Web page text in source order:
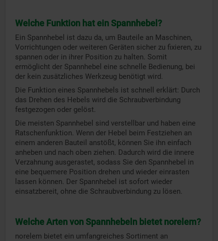
Welche Funktion hat ein Spannhebel?
Ein Spannhebel ist dazu da, um Bauteile an Maschinen,
Vorrichtungen oder weiteren Geräten sicher zu fixieren, zu
spannen oder in ihrer Position zu halten. Somit
ermöglicht der Spannhebel eine schnelle Bedienung, bei
der kein zusätzliches Werkzeug benötigt wird.
Die Funktion eines Spannhebels ist schnell erklärt: Durch
das Drehen des Hebels wird die Schraubverbindung
festgezogen oder gelöst.
Die meisten Spannhebel sind verstellbar und haben eine
Ratschenfunktion. Wenn der Hebel beim Festziehen an
einem anderen Bauteil anstößt, können Sie ihn einfach
anheben und nach oben ziehen. Dadurch wird die innere
Verzahnung ausgerastet, sodass Sie den Spannhebel in
eine bequemere Position drehen und wieder einrasten
lassen können. Der Spannhebel ist sofort wieder
einsatzbereit, ohne die Schraubverbindung zu lösen.
Welche Arten von Spannhebeln bietet norelem?
norelem bietet ein umfangreiches Sortiment an